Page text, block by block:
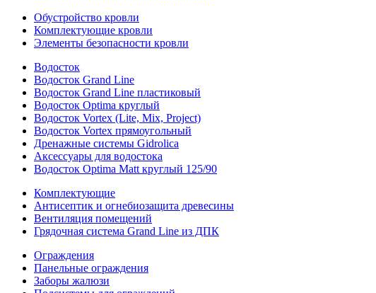
Обустройство кровли
Комплектующие кровли
Элементы безопасности кровли
Водосток
Водосток Grand Line
Водосток Grand Line пластиковый
Водосток Optima круглый
Водосток Vortex (Lite, Mix, Project)
Водосток Vortex прямоугольный
Дренажные системы Gidrolica
Аксессуары для водостока
Водосток Optima Matt круглый 125/90
Комплектующие
Антисептик и огнебиозащита древесины
Вентиляция помещений
Грядочная система Grand Line из ДПК
Ограждения
Панельные ограждения
Заборы жалюзи